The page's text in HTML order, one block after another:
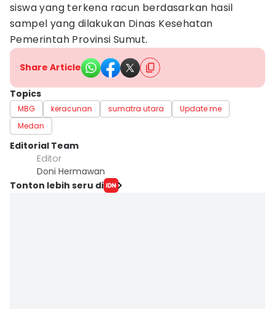
siswa yang terkena racun berdasarkan hasil
sampel yang dilakukan Dinas Kesehatan
Pemerintah Provinsi Sumut.
Share Article
Topics
MBG keracunan sumatra utara
Update me
Medan
Editorial Team
Editor
Doni Hermawan
Tonton lebih seru di